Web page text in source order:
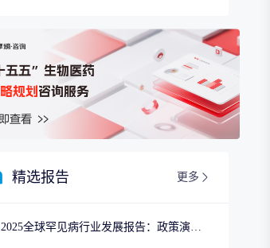
精选报告 更多
2025全球罕见病行业发展报告：政策演进、市场趋势与领先企业布局